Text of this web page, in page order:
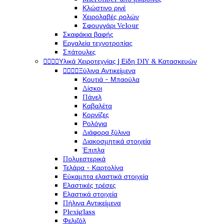
Κλώστινο ριγέ
Χειρολαβές ρολών
Σφουγγάρι Velour
Σκαφάκια βαφής
Εργαλεία τεχνοτροπίας
Σπάτουλες
Υλικά Χειροτεχνίας | Είδη DIY & Κατασκευών
Ξύλινα Αντικείμενα
Κουτιά - Μπαούλα
Δίσκοι
Πάνελ
Καβαλέτα
Κορνίζες
Ρολόγια
Διάφορα ξύλινα
Διακοσμητικά στοιχεία
Έπιπλα
Πολυεστερικά
Τελάρα - Καρτολίνα
Εύκαμπτα ελαστικά στοιχεία
Ελαστικές τρέσες
Ελαστικά στοιχεία
Πήλινα Αντικείμενα
Plexiglass
Φελιζόλ